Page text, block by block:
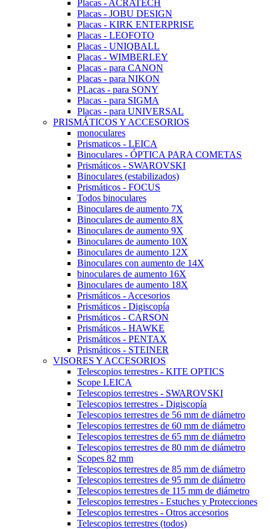
Placas - ACRATECH
Placas - JOBU DESIGN
Placas - KIRK ENTERPRISE
Placas - LEOFOTO
Placas - UNIQBALL
Placas - WIMBERLEY
Placas - para CANON
Placas - para NIKON
PLacas - para SONY
Placas - para SIGMA
Placas - para UNIVERSAL
PRISMÁTICOS Y ACCESORIOS
monoculares
Prismaticos - LEICA
Binoculares - ÓPTICA PARA COMETAS
Prismáticos - SWAROVSKI
Binoculares (estabilizados)
Prismáticos - FOCUS
Todos binoculares
Binoculares de aumento 7X
Binoculares de aumento 8X
Binoculares de aumento 9X
Binoculares de aumento 10X
Binoculares de aumento 12X
Binoculares con aumento de 14X
binoculares de aumento 16X
Binoculares de aumento 18X
Prismáticos - Accesorios
Prismáticos - Digiscopía
Prismáticos - CARSON
Prismáticos - HAWKE
Prismáticos - PENTAX
Prismáticos - STEINER
VISORES Y ACCESORIOS
Telescopios terrestres - KITE OPTICS
Scope LEICA
Telescopios terrestres - SWAROVSKI
Telescopios terrestres - Digiscopía
Telescopios terrestres de 56 mm de diámetro
Telescopios terrestres de 60 mm de diámetro
Telescopios terrestres de 65 mm de diámetro
Telescopios terrestres de 80 mm de diámetro
Scopes 82 mm
Telescopios terrestres de 85 mm de diámetro
Telescopios terrestres de 95 mm de diámetro
Telescopios terrestres de 115 mm de diámetro
Telescopios terrestres - Estuches y Protecciones
Telescopios terrestres - Otros accesorios
Telescopios terrestres (todos)